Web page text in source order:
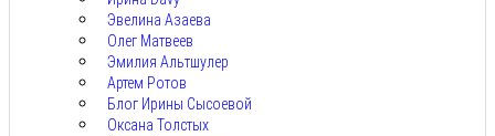
Эвелина Азаева
Олег Матвеев
Эмилия Альтшулер
Артем Ротов
Блог Ирины Сысоевой
Оксана Толстых